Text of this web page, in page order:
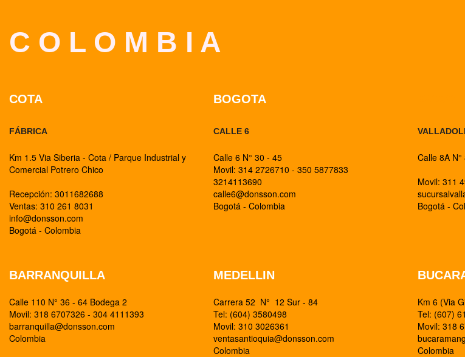
C O L O M B I A
COTA
FÁBRICA
Km 1.5 Via Siberia - Cota / Parque Industrial y
Comercial Potrero Chico
Recepción: 3011682688
Ventas: 310 261 8031
info@donsson.com
Bogotá - Colombia
BOGOTA
CALLE 6
Calle 6 N° 30 - 45
Movil: 314 2726710 - 350 5877833
3214113690
calle6@donsson.com
Bogotá - Colombia
Calle 8A
Movil: 311
Bogotá -
BARRANQUILLA
Calle 110 N° 36 - 64 Bodega 2
Movil: 318 6707326 - 304 4111393
barranquilla@donsson.com
Colombia
MEDELLIN
Carrera 52 N° 12 Sur - 84
Tel: (604) 3580498
Movil: 310 3026361
ventasantioquia@donsson.com
Colombia
Km 6 (Via
Tel: (607)
Movil: 318
Colombia